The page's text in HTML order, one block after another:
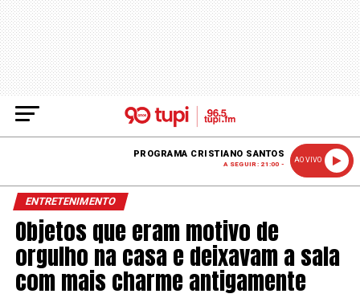
PROGRAMA CRISTIANO SANTOS
A SEGUIR: 21:00 -
AO VIVO
ENTRETENIMENTO
Objetos que eram motivo de
orgulho na casa e deixavam a sala
com mais charme antigamente